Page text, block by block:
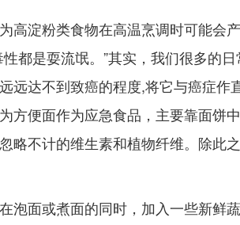
高淀粉类食物在高温烹调时可能会
都是耍流氓。”其实，我们很多的
远达不到致癌的程度,将它与癌症
方便面作为应急食品，主要靠面饼
略不计的维生素和植物纤维。除此
面或煮面的同时，加入一些新鲜